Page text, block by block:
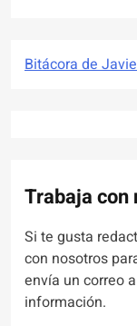
Bitácora de
Trabaja con
Si te gusta
con nosotros
envía un correo
información.